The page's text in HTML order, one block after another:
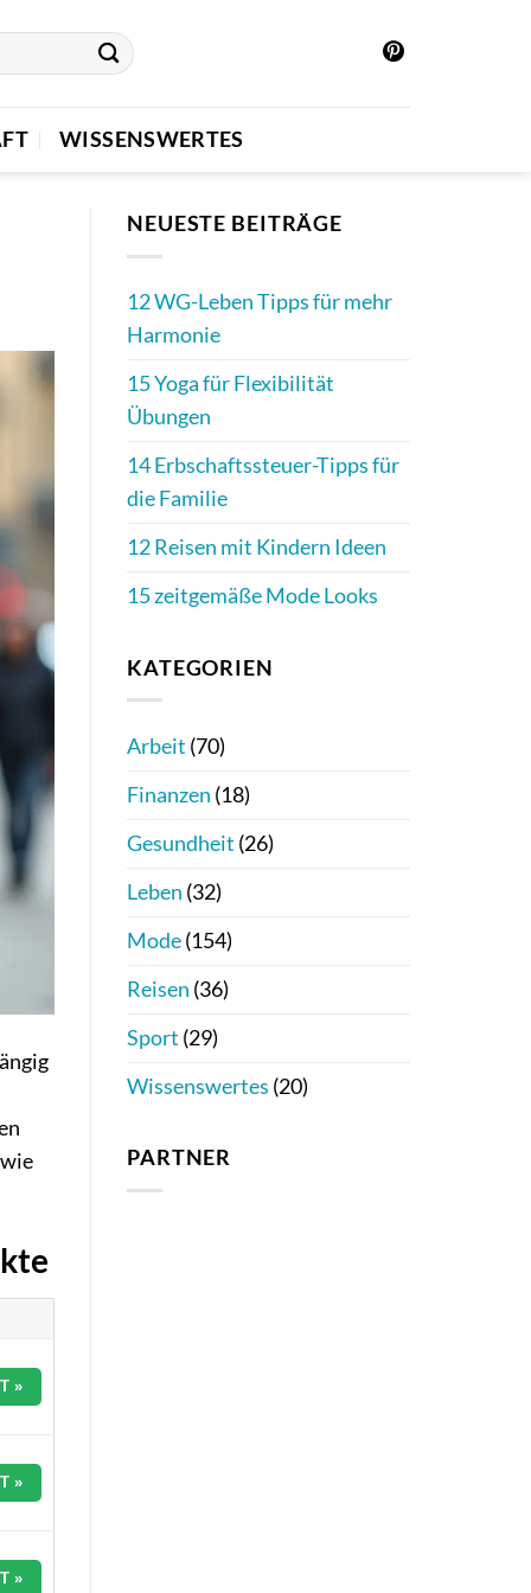
WISSENSWERTES
»
»
»
NEUESTE BEITRÄGE
12 WG-Leben Tipps für mehr
Harmonie
15 Yoga für Flexibilität
Übungen
14 Erbschaftssteuer-Tipps für
die Familie
12 Reisen mit Kindern Ideen
15 zeitgemäße Mode Looks
KATEGORIEN
Arbeit (70)
Finanzen (18)
Gesundheit (26)
Leben (32)
Mode(154)
Reisen (36)
Sport (29)
Wissenswertes (20)
PARTNER